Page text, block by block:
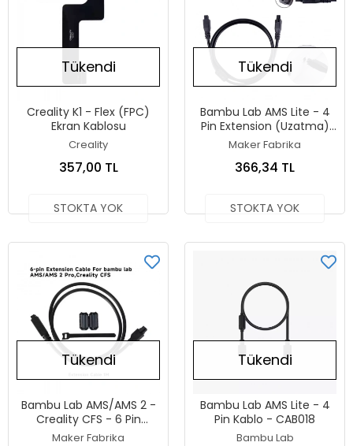
Tükendi
Creality K1 - Flex (FPC)
Ekran Kablosu
Creality
357,00 TL
STOKTA YOK
Tükendi
Bambu Lab AMS Lite - 4
Pin Extension (Uzatma)
Kablosu - 1 Metre
Maker Fabrika
366,34 TL
STOKTA YOK
Tükendi
Bambu Lab AMS/AMS 2 -
Creality CFS - 6 Pin
Extension (Uzatma)
Maker Fabrika
Tükendi
Bambu Lab AMS Lite - 4
Pin Kablo - CAB018
Bambu Lab